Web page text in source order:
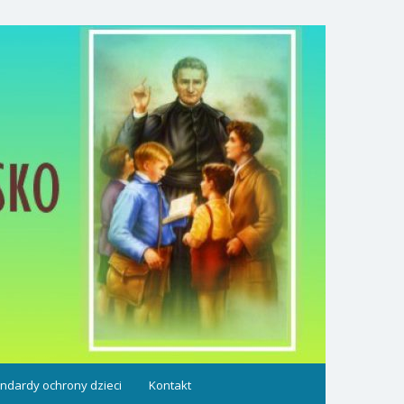
ochrony dzieci Kontakt